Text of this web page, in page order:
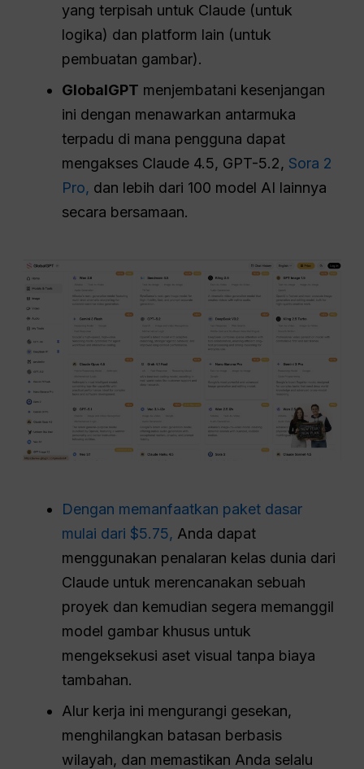
yang terpisah untuk Claude (untuk
logika) dan platform lain (untuk
pembuatan gambar).
GlobalGPT menjembatani kesenjangan
ini dengan menawarkan antarmuka
terpadu di mana pengguna dapat
mengakses Claude 4.5, GPT-5.2, Sora 2
Pro, dan lebih dari 100 model AI lainnya
secara bersamaan.
Dengan memanfaatkan paket dasar
mulai dari $5.75, Anda dapat
menggunakan penalaran kelas dunia dari
Claude untuk merencanakan sebuah
proyek dan kemudian segera memanggil
model gambar khusus untuk
mengeksekusi aset visual tanpa biaya
tambahan.
Alur kerja ini mengurangi gesekan,
menghilangkan batasan berbasis
wilayah, dan memastikan Anda selalu